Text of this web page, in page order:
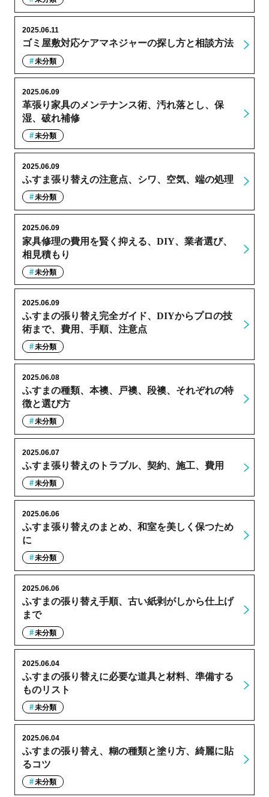
ゴミ屋敷対応ケアマネジャーの探し方と相談方法
2025.06.11
未分類
革張り家具のメンテナンス術、汚れ落とし、保
湿、破れ補修
2025.06.09
未分類
ふすま張り替えの注意点、シワ、空気、端の処理
2025.06.09
未分類
家具修理の費用を賢く抑える、DIY、業者選び、
相見積もり
2025.06.09
未分類
ふすまの張り替え完全ガイド、DIYからプロの技
術まで、費用、手順、注意点
2025.06.09
未分類
ふすまの種類、本襖、戸襖、段襖、それぞれの特
徴と選び方
2025.06.08
未分類
ふすま張り替えのトラブル、契約、施工、費用
2025.06.07
未分類
ふすま張り替えのまとめ、和室を美しく保つため
に
2025.06.06
未分類
ふすまの張り替え手順、古い紙剥がしから仕上げ
まで
2025.06.06
未分類
ふすまの張り替えに必要な道具と材料、準備する
ものリスト
2025.06.04
未分類
ふすまの張り替え、糊の種類と塗り方、綺麗に貼
るコツ
2025.06.04
未分類